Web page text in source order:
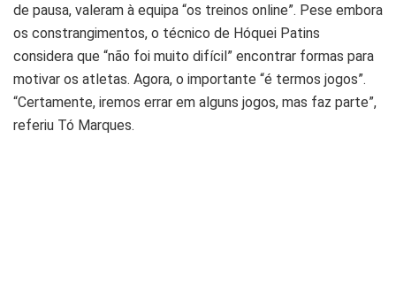
de pausa, valeram à equipa “os treinos online”. Pese embora
os constrangimentos, o técnico de Hóquei Patins
considera que “não foi muito difícil” encontrar formas para
motivar os atletas. Agora, o importante “é termos jogos”.
“Certamente, iremos errar em alguns jogos, mas faz parte”,
referiu Tó Marques.